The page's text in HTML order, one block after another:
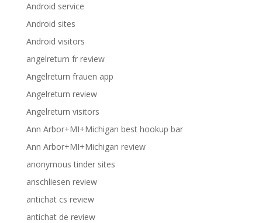
Android service
Android sites
Android visitors
angelreturn fr review
Angelreturn frauen app
Angelreturn review
Angelreturn visitors
Ann Arbor+MI+Michigan best hookup bar
Ann Arbor+MI+Michigan review
anonymous tinder sites
anschliesen review
antichat cs review
antichat de review